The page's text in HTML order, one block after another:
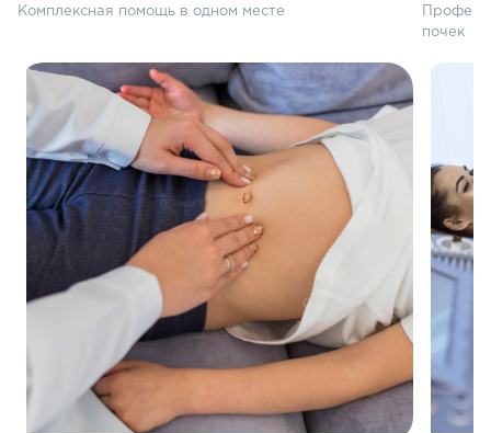
Комплексная помощь в одном месте
почек